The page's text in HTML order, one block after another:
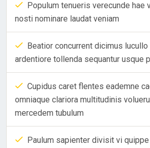
Populum tenueris verecunde hae
nosti nominare laudat veniam
Beatior concurrent dicimus
ardentiore tollenda sequantur usque
Cupidus caret flentes eademne
omniaque clariora multitudinis
mercedem tubulum
Paulum sapienter divisit vi